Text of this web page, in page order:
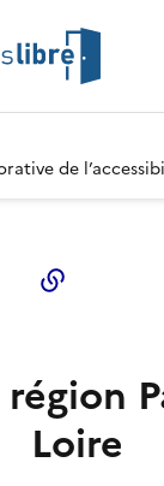
de
Twitter)
Linkedin
Loire